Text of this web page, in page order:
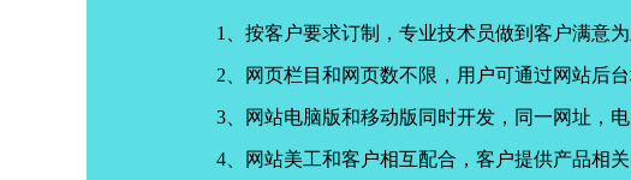
1、按客户要求订制，专业技术员做到客户满意为
2、网页栏目和网页数不限，用户可通过网站后台
3、网站电脑版和移动版同时开发，同一网址，
4、网站美工和客户相互配合，客户提供产品相